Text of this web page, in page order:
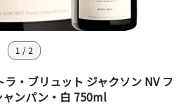
1 / 2
・ブリュット ジャクソン NV フ
ャンパン・白 750ml